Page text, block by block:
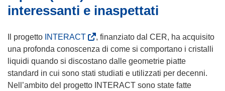
interessanti e inaspettati
Il progetto INTERACT(
s
i
a
p
, finanziato dal CER, ha acquisito
una profonda conoscenza di come si comportano i cristalli
liquidi quando si discostano dalle geometrie piatte
standard in cui sono stati studiati e utilizzati per decenni.
Nell’ambito del progetto INTERACT sono state fatte